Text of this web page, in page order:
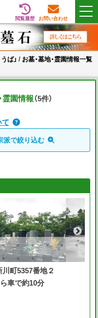
くようば」
閲覧履歴 お問い合わせ
ば」 / お墓・墓地・霊園情報一覧
霊園情報（5件）
派で絞り込む
町5357番地２
車で約10分